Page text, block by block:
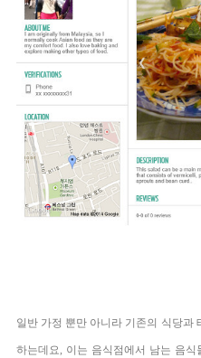
일반 가정 뿐만 아니라 기존의 식당과
하는데요, 이는 음식점에서 남는 음